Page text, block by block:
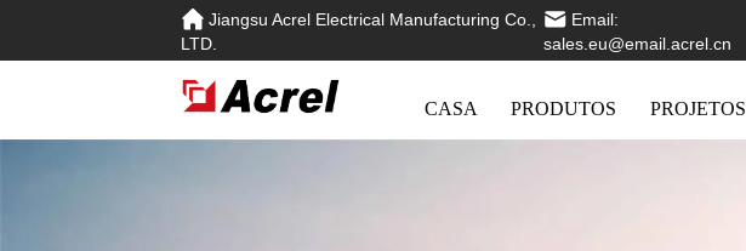
Jiangsu Acrel Electrical Manufacturing Co.,
LTD.
Email:
sales.eu@email.acrel.cn
CASA PRODUTOS PROJETOS